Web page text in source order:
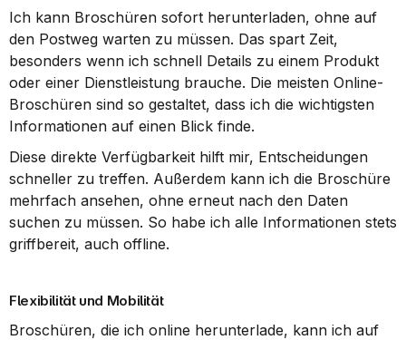
Ich kann Broschüren sofort herunterladen, ohne auf
den Postweg warten zu müssen. Das spart Zeit,
besonders wenn ich schnell Details zu einem Produkt
oder einer Dienstleistung brauche. Die meisten Online-
Broschüren sind so gestaltet, dass ich die wichtigsten
Informationen auf einen Blick finde.
Diese direkte Verfügbarkeit hilft mir, Entscheidungen
schneller zu treffen. Außerdem kann ich die Broschüre
mehrfach ansehen, ohne erneut nach den Daten
suchen zu müssen. So habe ich alle Informationen stets
griffbereit, auch offline.
Flexibilität und Mobilität
Broschüren, die ich online herunterlade, kann ich auf